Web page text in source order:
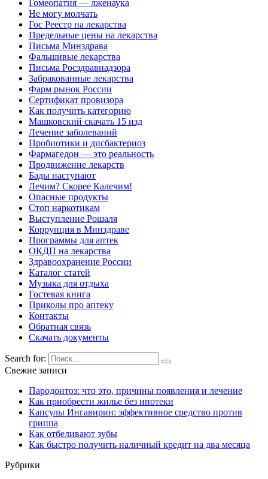
Гомеопатия — лженаука
Не могу молчать
Гос Реестр на лекарства
Предельные цены на лекарства
Письма Минздрава
Фальшивые лекарства
Письма Росздравнадзора
Забракованные лекарства
Фарм рынок России
Сертификат провизора
Как получить категорию
Машковский скачать 15 изд
Лечение заболеваний
Пробиотики и дисбактериоз
Фармагедон — это реальность
Продвижение лекарств
Бады наступают
Лечим? Скорее Калечим!
Опасные продукты
Стоп наркотикам
Выступление Рошаля
Коррупция в Минздраве
Программы для аптек
ОКДП на лекарства
Здравоохранение России
Каталог статей
Музыка для отдыха
Гостевая книга
Приколы про аптеку
Контакты
Обратная связь
Скачать документы
Search for:
Свежие записи
Пародонтоз: что это, причины появления и лечение
Как приобрести жилье без ипотеки
Капсулы Ингавирин: эффективное средство против
гриппа
Как отбеливают зубы
Как быстро получить наличный кредит на два месяца
Рубрики